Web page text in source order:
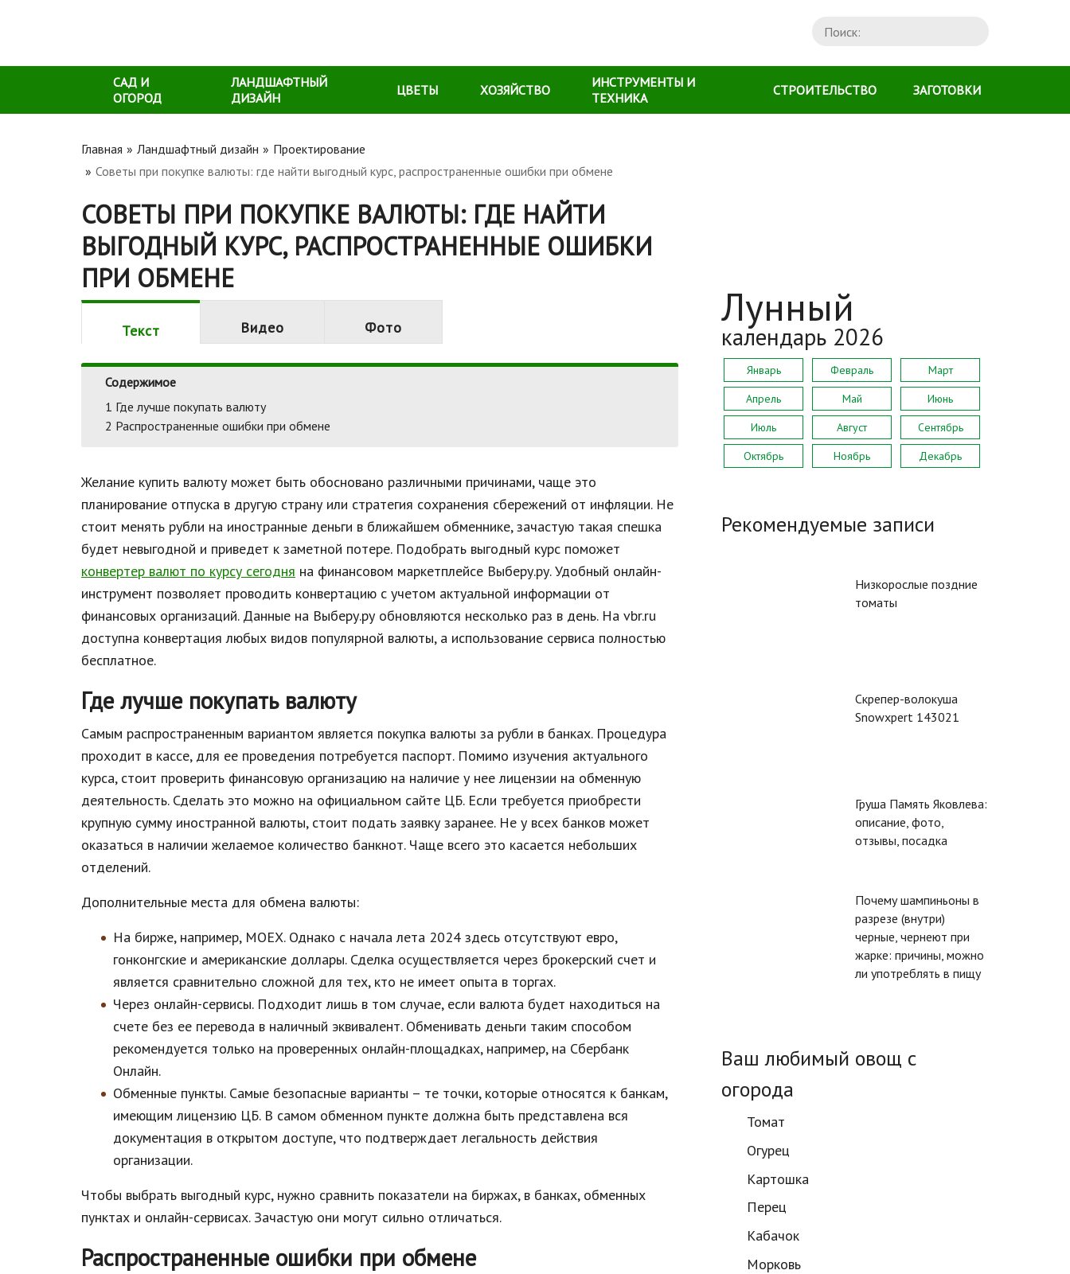
САД И
ОГОРОД
ЛАНДШАФТНЫЙ
ДИЗАЙН
ЦВЕТЫ ХОЗЯЙСТВО
ИНСТРУМЕНТЫ И
ТЕХНИКА
СТРОИТЕЛЬСТВО ЗАГОТОВКИ
Главная Ландшафтный дизайн
Проектирование
Советы при покупке валюты: где найти выгодный курс, распространенные ошибки при обмене
СОВЕТЫ ПРИ ПОКУПКЕ ВАЛЮТЫ: ГДЕ НАЙТИ
ВЫГОДНЫЙ КУРС, РАСПРОСТРАНЕННЫЕ ОШИБКИ
ПРИ ОБМЕНЕ
Текст Видео Фото
Содержимое
1 Где лучше покупать валюту
2 Распространенные ошибки при обмене
Желание купить валюту может быть обосновано различными причинами, чаще это
планирование отпуска в другую страну или стратегия сохранения сбережений от инфляции. Не
стоит менять рубли на иностранные деньги в ближайшем обменнике, зачастую такая спешка
будет невыгодной и приведет к заметной потере. Подобрать выгодный курс поможет
конвертер валют по курсу сегодня на финансовом маркетплейсе Выберу.ру. Удобный онлайн-
инструмент позволяет проводить конвертацию с учетом актуальной информации от
финансовых организаций. Данные на Выберу.ру обновляются несколько раз в день. На vbr.ru
доступна конвертация любых видов популярной валюты, а использование сервиса полностью
бесплатное.
Где лучше покупать валюту
Самым распространенным вариантом является покупка валюты за рубли в банках. Процедура
проходит в кассе, для ее проведения потребуется паспорт. Помимо изучения актуального
курса, стоит проверить финансовую организацию на наличие у нее лицензии на обменную
деятельность. Сделать это можно на официальном сайте ЦБ. Если требуется приобрести
крупную сумму иностранной валюты, стоит подать заявку заранее. Не у всех банков может
оказаться в наличии желаемое количество банкнот. Чаще всего это касается небольших
отделений.
Дополнительные места для обмена валюты:
На бирже, например, МОЕХ. Однако с начала лета 2024 здесь отсутствуют евро,
гонконгские и американские доллары. Сделка осуществляется через брокерский счет и
является сравнительно сложной для тех, кто не имеет опыта в торгах.
Через онлайн-сервисы. Подходит лишь в том случае, если валюта будет находиться на
счете без ее перевода в наличный эквивалент. Обменивать деньги таким способом
рекомендуется только на проверенных онлайн-площадках, например, на Сбербанк
Онлайн.
Обменные пункты. Самые безопасные варианты – те точки, которые относятся к банкам,
имеющим лицензию ЦБ. В самом обменном пункте должна быть представлена вся
документация в открытом доступе, что подтверждает легальность действия
организации.
Чтобы выбрать выгодный курс, нужно сравнить показатели на биржах, в банках, обменных
пунктах и онлайн-сервисах. Зачастую они могут сильно отличаться.
Распространенные ошибки при обмене
Лунный
календарь 2026
Январь Февраль
Март
Апрель
Май
Июнь
Июль
Август
Сентябрь
Октябрь
Ноябрь Декабрь
Рекомендуемые записи
Низкорослые поздние
томаты
Скрепер-волокуша
Snowxpert 143021
Груша Память Яковлева:
описание, фото,
отзывы, посадка
Почему шампиньоны в
разрезе (внутри)
черные, чернеют при
жарке: причины, можно
ли употреблять в пищу
Ваш любимый овощ с
огорода
Томат
Огурец
Картошка
Перец
Кабачок
Морковь